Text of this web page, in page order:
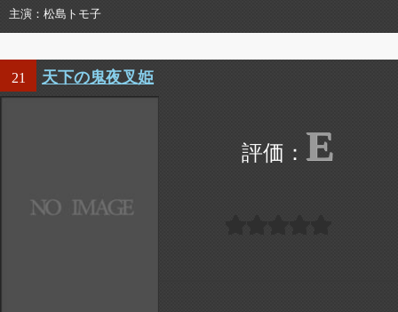
主演
松島トモ子
21 天下の鬼夜叉姫
E